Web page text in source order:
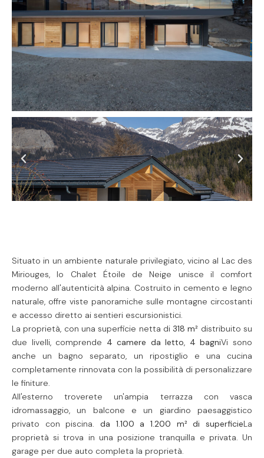
Situato in un ambiente naturale privilegiato, vicino al Lac des
Miriouges, lo Chalet Étoile de Neige unisce il comfort
moderno all'autenticità alpina. Costruito in cemento e legno
naturale, offre viste panoramiche sulle montagne circostanti
e accesso diretto ai sentieri escursionistici.
La proprietà, con una superficie netta di318 m² distribuito su
due livelli, comprende 4 camere da letto, 4 bagniVi sono
anche un bagno separato, un ripostiglio e una cucina
completamente rinnovata con la possibilità di personalizzare
le finiture.
All'esterno troverete un'ampia terrazza con vasca
idromassaggio, un balcone e un giardino paesaggistico
privato con piscina. da 1.100 a 1.200 m² di superficieLa
proprietà si trova in una posizione tranquilla e privata. Un
garage per due auto completa la proprietà.